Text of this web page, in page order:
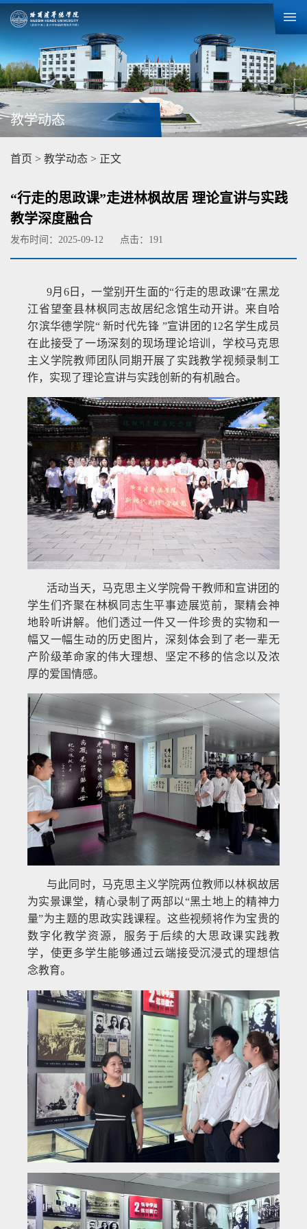
教学动态
首页 > 教学动态 > 正文
“行走的思政课”走进林枫故居 理论宣讲与实践
教学深度融合
发布时间：2025-09-12 点击： 191
9月6日，一堂别开生面的“行走的思政课”在黑龙
江省望奎县林枫同志故居纪念馆生动开讲。来自哈
尔滨华德学院“ 新时代先锋 ”宣讲团的12名学生成员
在此接受了一场深刻的现场理论培训，学校马克思
主义学院教师团队同期开展了实践教学视频录制工
作，实现了理论宣讲与实践创新的有机融合。
活动当天，马克思主义学院骨干教师和宣讲团的
学生们齐聚在林枫同志生平事迹展览前，聚精会神
地聆听讲解。他们透过一件又一件珍贵的实物和一
幅又一幅生动的历史图片，深刻体会到了老一辈无
产阶级革命家的伟大理想、坚定不移的信念以及浓
厚的爱国情感。
与此同时，马克思主义学院两位教师以林枫故居
为实景课堂，精心录制了两部以“黑土地上的精神力
量”为主题的思政实践课程。这些视频将作为宝贵的
数字化教学资源，服务于后续的大思政课实践教
学，使更多学生能够通过云端接受沉浸式的理想信
念教育。